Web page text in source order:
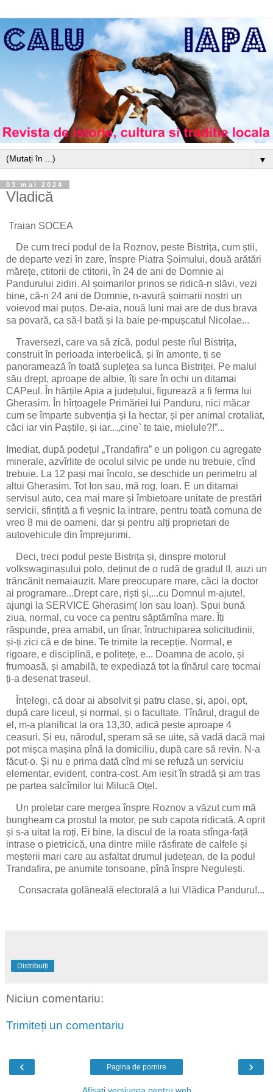
▼
03 mai 2024
Vladică
Traian SOCEA
De cum treci podul de la Roznov, peste Bistrița, cum știi,
de departe vezi în zare, înspre Piatra Șoimului, două arătări
mărețe, ctitorii de ctitorii, în 24 de ani de Domnie ai
Pandurului zidiri. Al șoimarilor prinos se ridică-n slăvi, vezi
bine, că-n 24 ani de Domnie, n-avură șoimarii noștri un
voievod mai puțos. De-aia, nouă luni mai are de dus brava
sa povară, ca să-l bată și la baie pe-mpușcatul Nicolae...
Traversezi, care va să zică, podul peste rîul Bistrița,
construit în perioada interbelică, și în amonte, ți se
panoramează în toată suplețea sa lunca Bistriței. Pe malul
său drept, aproape de albie, îți sare în ochi un ditamai
CAPeul. În hărțile Apia a județului, figurează a fi ferma lui
Gherasim. În hîrțoagele Primăriei lui Panduru, nici măcar
cum se împarte subvenția și la hectar, și per animal crotaliat,
căci iar vin Paștile, și iar...„cine` te taie, mielule?!”...
Imediat, după podețul „Trandafira” e un poligon cu agregate
minerale, azvîrlite de ocolul silvic pe unde nu trebuie, cînd
trebuie. La 12 pași mai încolo, se deschide un perimetru al
altui Gherasim. Tot Ion sau, mă rog, Ioan. E un ditamai
servisul auto, cea mai mare și îmbietoare unitate de prestări
servicii, sfințită a fi veșnic la intrare, pentru toată comuna de
vreo 8 mii de oameni, dar și pentru alți proprietari de
autovehicule din împrejurimi.
Deci, treci podul peste Bistrița și, dinspre motorul
volkswaginașului polo, deținut de o rudă de gradul II, auzi un
trăncănit nemaiauzit. Mare preocupare mare, căci la doctor
ai programare...Drept care, riști și,...cu Domnul m-ajute!,
ajungi la SERVICE Gherasim( Ion sau Ioan). Spui bună
ziua, normal, cu voce ca pentru săptămîna mare. Îți
răspunde, prea amabil, un tînar, întruchiparea solicitudinii,
și-ți zici că e de bine. Te trimite la recepție. Normal, e
rigoare, e disciplină, e politețe, e... Doamna de acolo, și
frumoasă, și amabilă, te expediază tot la tînărul care tocmai
ți-a desenat traseul.
Înțelegi, că doar ai absolvit și patru clase, și, apoi, opt,
după care liceul, și normal, și o facultate. Tînărul, dragul de
el, m-a planificat la ora 13,30, adică peste aproape 4
ceasuri. Și eu, nărodul, speram să se uite, să vadă dacă mai
pot mișca mașina pînă la domiciliu, după care să revin. N-a
făcut-o. Și nu e prima dată cînd mi se refuză un serviciu
elementar, evident, contra-cost. Am ieșit în stradă și am tras
pe partea salcîmilor lui Milucă Oțel.
Un proletar care mergea înspre Roznov a văzut cum mă
bungheam ca prostul la motor, pe sub capota ridicată. A oprit
și s-a uitat la roți. Ei bine, la discul de la roata stînga-față
intrase o pietricică, una dintre miile răsfirate de calfele și
meșterii mari care au asfaltat drumul județean, de la podul
Trandafira, pe anumite tonsoane, pînă înspre Negulești.
Consacrata golăneală electorală a lui Vlădica Panduru!...
Distribuiți
Niciun comentariu:
Trimiteți un comentariu
‹ ›
Pagina de pornire